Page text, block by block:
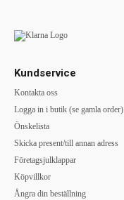
Kundservice
Kontakta oss
Logga in i butik (se gamla order)
Önskelista
Skicka present/till annan adress
Företagsjulklappar
Köpvillkor
Ångra din beställning